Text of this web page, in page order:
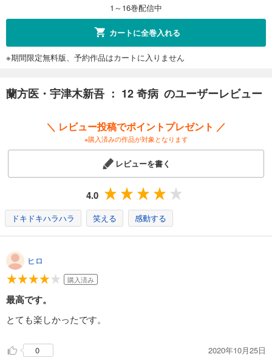
1～16巻配信中
カートに全巻入れる
※期間限定無料版、予約作品はカートに入りません
蘭方医・宇津木新吾 ： 12 奇病 のユーザーレビュー
＼ レビュー投稿でポイントプレゼント ／
※購入済みの作品が対象となります
レビューを書く
4.0
ドキドキハラハラ 笑える 感動する
ヒロ
購入済み
最高です。
とても楽しかったです。
0 2020年10月25日